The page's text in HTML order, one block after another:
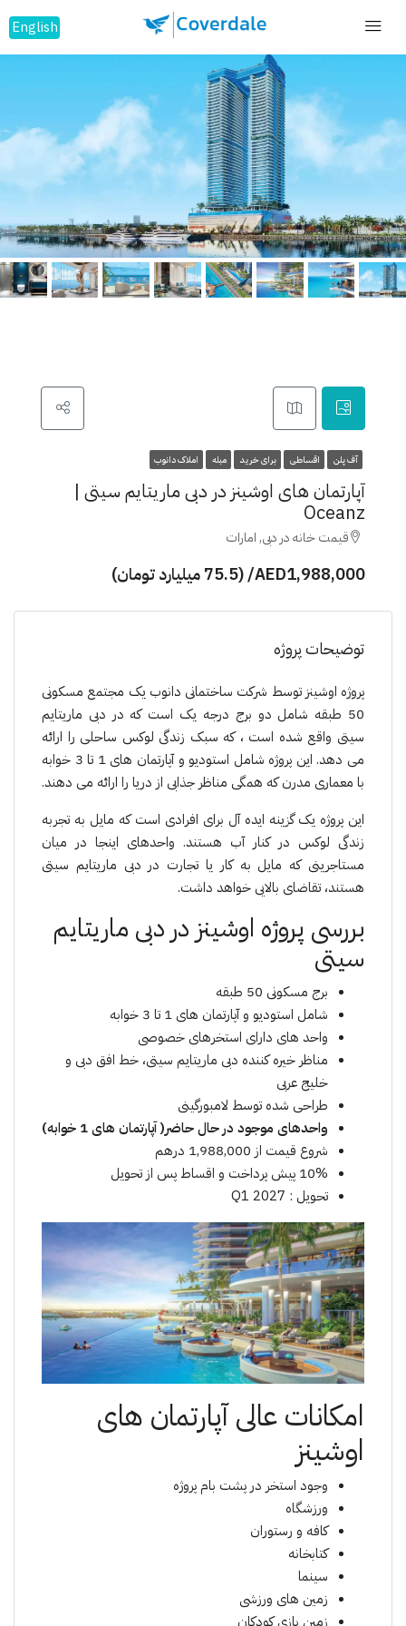
English
آف پلن اقساطی برای خرید مبله املاک دانوب
آپارتمان های اوشینز در دبی ماریتایم سیتی |
Oceanz
قیمت خانه در دبی, امارات
AED1,988,000/ (75.5 میلیارد تومان)
توضیحات پروژه
پروژە اوشینز توسط شرکت ساختمانی دانوب یک مجتمع مسکونی
50 طبقه شامل دو برج درجه یک است که در دبی ماریتایم
سیتی واقع شده است ، که سبک زندگی لوکس ساحلی را ارائه
می دهد. این پروژه شامل استودیو و آپارتمان های 1 تا 3 خوابە
با معماری مدرن که همگی مناظر جذابی از دریا را ارائه می ‌دهند.
این پروژە یک گزینه ایده آل برای افرادی است که مایل به تجربه
زندگی لوکس در کنار آب هستند. واحدهای اینجا در میان
مستاجرینی که مایل به کار یا تجارت در دبی ماریتایم سیتی
هستند، تقاضای بالایی خواهد داشت.
بررسی پروژە اوشینز در دبی ماریتایم
سیتی
برج مسکونی 50 طبقه
شامل استودیو و آپارتمان های 1 تا 3 خوابە
واحد های دارای استخرهای خصوصی
مناظر خیره کننده دبی ماریتایم سیتی، خط افق دبی و
خلیج عربی
طراحی شده توسط لامبورگینی
واحدهای موجود در حال حاضر( آپارتمان های 1 خوابه)
شروع قیمت از 1,988,000 درهم
10% پیش پرداخت و اقساط پس از تحویل
تحویل : Q1 2027
امکانات عالی آپارتمان های
اوشینز
وجود استخر در پشت بام پروژە
ورزشگاه
کافە و رستوران
کتابخانە
سینما
زمین های ورزشی
زمین بازی کودکان